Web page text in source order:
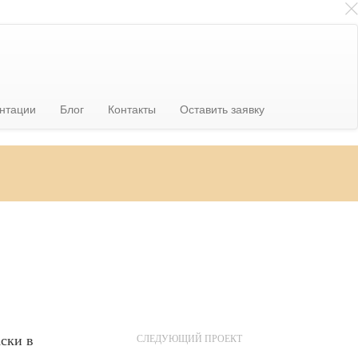
Блог Контакты Оставить заявку
СЛЕДУЮЩИЙ ПРОЕКТ
в